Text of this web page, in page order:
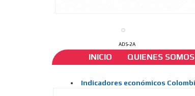
ADS-2A
INICIO QUIENES SOMOS